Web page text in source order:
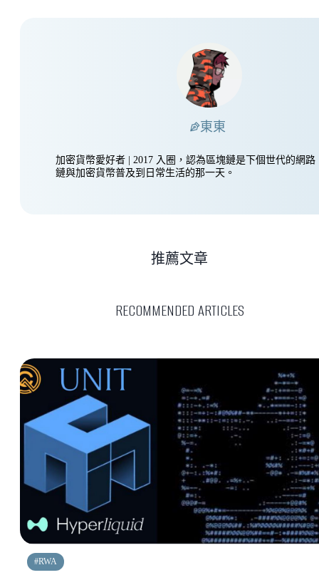
東東
加密貨幣愛好者 | 2017 入圈，認為區塊鏈是下個世代的網路
鏈與加密貨幣普及到日常生活的那一天。
RECOMMENDED ARTICLES
推薦文章
#RWA